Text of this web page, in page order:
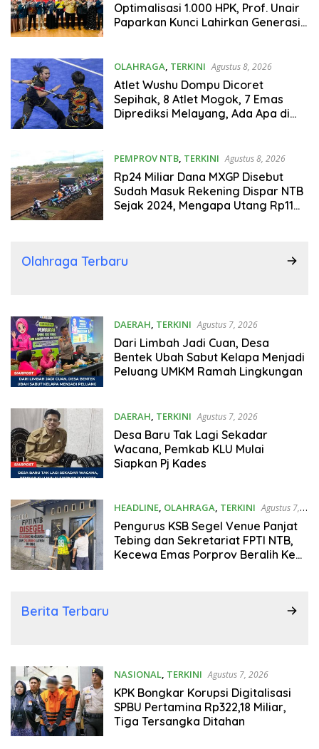
Optimalisasi 1.000 HPK, Prof. Unair
Paparkan Kunci Lahirkan Generasi
OLAHRAGA, TERKINI Agustus 8, 2026
Atlet Wushu Dompu Dicoret
Sepihak, 8 Atlet Mogok, 7 Emas
Diprediksi Melayang, Ada Apa di
PEMPROV NTB, TERKINI Agustus 8, 2026
Rp24 Miliar Dana MXGP Disebut
Sudah Masuk Rekening Dispar NTB
Sejak 2024, Mengapa Utang Rp11
Olahraga Terbaru
DAERAH, TERKINI Agustus 7, 2026
Dari Limbah Jadi Cuan, Desa
Bentek Ubah Sabut Kelapa Menjadi
Peluang UMKM Ramah Lingkungan
DAERAH, TERKINI Agustus 7, 2026
Desa Baru Tak Lagi Sekadar
Wacana, Pemkab KLU Mulai
Siapkan Pj Kades
HEADLINE, OLAHRAGA, TERKINI Agustus 7,
2026
Pengurus KSB Segel Venue Panjat
Tebing dan Sekretariat FPTI NTB,
Kecewa Emas Porprov Beralih Ke
Berita Terbaru
NASIONAL, TERKINI Agustus 7, 2026
KPK Bongkar Korupsi Digitalisasi
SPBU Pertamina Rp322,18 Miliar,
Tiga Tersangka Ditahan